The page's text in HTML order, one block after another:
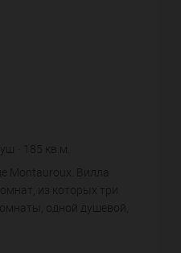
185 кв.м.
Montauroux. Вилла
из которых три
одной душевой,